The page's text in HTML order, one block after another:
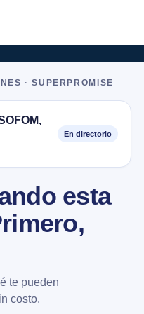
· SUPERPROMISE
En directorio
esta
te pueden
costo.